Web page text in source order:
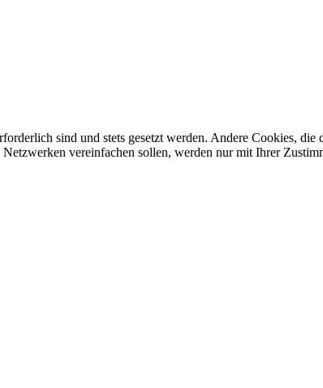
sind und stets gesetzt werden. Andere Cookies,
vereinfachen sollen, werden nur mit Ihrer